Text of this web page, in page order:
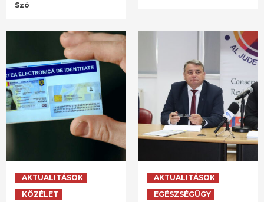
Szó
AKTUALITÁSOK
KÖZÉLET
AKTUALITÁSOK
EGÉSZSÉGÜGY